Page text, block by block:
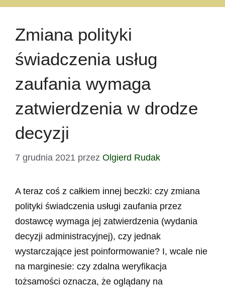
Zmiana polityki
świadczenia usług
zaufania wymaga
zatwierdzenia w drodze
decyzji
7 grudnia 2021 przez Olgierd Rudak
A teraz coś z całkiem innej beczki: czy zmiana
polityki świadczenia usługi zaufania przez
dostawcę wymaga jej zatwierdzenia (wydania
decyzji administracyjnej), czy jednak
wystarczające jest poinformowanie? I, wcale nie
na marginesie: czy zdalna weryfikacja
tożsamości oznacza, że oglądany na